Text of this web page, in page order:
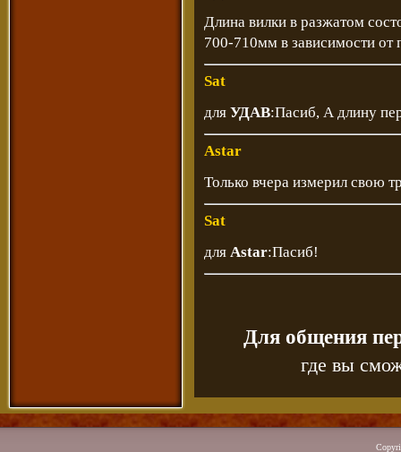
Длина вилки в разжатом
700-710мм в зависимости от
Sat
для УДАВ:Пасиб, А длину
Astar
Только вчера измерил свою
Sat
для Astar:Пасиб!
Для общения
где вы